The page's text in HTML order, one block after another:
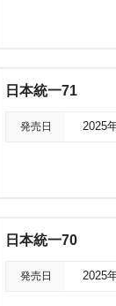
日本統一71
発売日 2025
日本統一70
発売日 2025